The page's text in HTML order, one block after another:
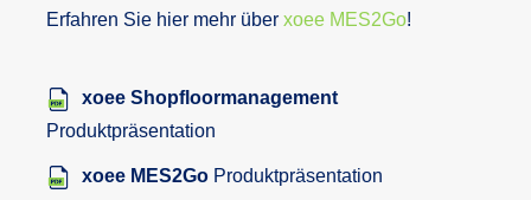
Erfahren Sie hier mehr über xoee MES2Go!
xoee Shopfloormanagement
Produktpräsentation
xoee MES2GoProduktpräsentation